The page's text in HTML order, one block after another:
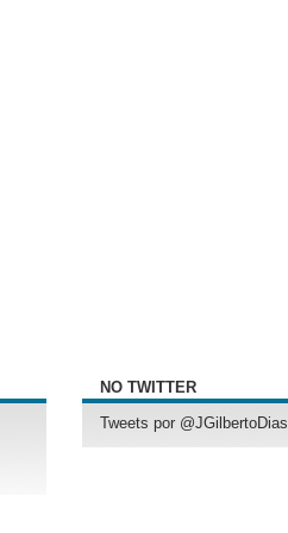
NO TWITTER
Tweets por @JGilbertoDias